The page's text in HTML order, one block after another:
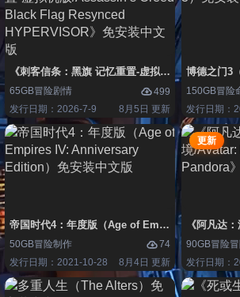
《刺客信条：黑旗 记忆重置-虚拟机版/
65GB冒险剧情
499
发行日期：2026-7-9
8月5日 更新
博德之门3
150GB冒险
发行日期：
帝国时代4：年度版（Age of Empires IV:
50GB冒险制作
74
发行日期：2021-10-28
8月4日 更新
更新
《阿凡达
90GB冒险
发行日期：